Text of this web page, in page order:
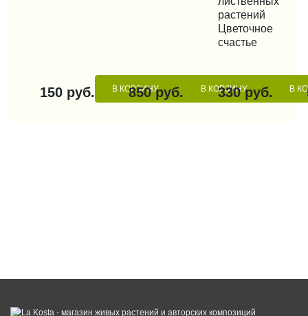
150 руб. В КОРЗИНУ
850 руб. В КОРЗИНУ
растений
Цветочное
счастье
330 руб. В